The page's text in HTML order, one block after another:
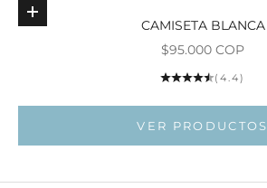
Elige opciones
CAMISETA BLANCA
Precio de oferta
$95.000 COP
(4.4)
VER PRODUCTOS